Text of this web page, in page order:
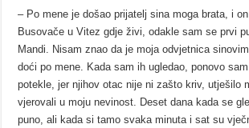
– Po mene je došao prijatelj sina moga brata, i
Busovače u Vitez gdje živi, odakle sam se prvi
Mandi. Nisam znao da je moja odvjetnica
doći po mene. Kada sam ih ugledao, ponovo
potekle, jer njihov otac nije ni zašto kriv, utješilo
vjerovali u moju nevinost. Deset dana kada se
puno, ali kada si tamo svaka minuta i sat su